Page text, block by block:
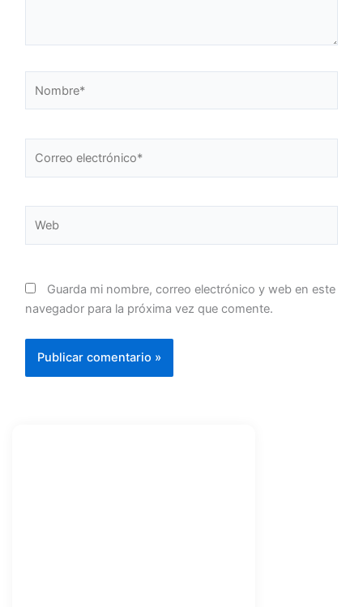
electrónico*
Guarda mi nombre, correo electrónico y web en este
navegador para la próxima vez que comente.